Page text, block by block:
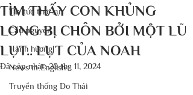
Tin tức thời sự
Cầu nguyện
Hành hương
News in English
Truyền thống Do Thái
TÌM THẤY CON KHỦNG
LONG BỊ CHÔN BỞI MỘT LŨ
LỤT.. LỤT CỦA NOAH
Đã cập nhật:20 thg 11, 2024